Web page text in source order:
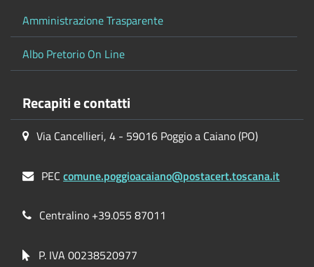
Amministrazione Trasparente
Albo Pretorio On Line
Recapiti e contatti
Via Cancellieri, 4 - 59016 Poggio a Caiano (PO)
PECcomune.poggioacaiano@postacert.toscana.it
Centralino +39.055 87011
P. IVA 00238520977